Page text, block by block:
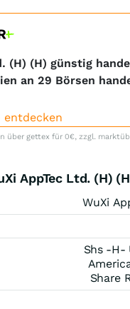
(H) (H) günstig
an 29 Börsen
entdecken
über gettex für 0€, zzgl.
AppTec Ltd. (H)
WuXi
Shs -H-
Share